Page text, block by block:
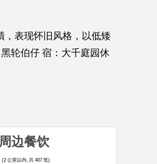
，表现怀旧风格，以低矮
轮伯仔 宿：大千庭园休
周边餐饮
(2 公里以内, 共 407 笔)